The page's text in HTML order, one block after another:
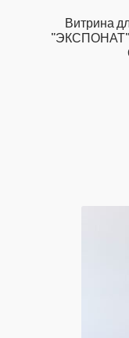
Витрина
"ЭКСПОНАТ"